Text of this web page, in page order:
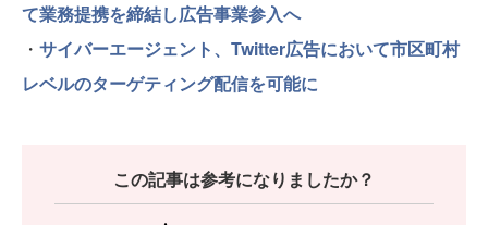
て業務提携を締結し広告事業参入へ
・ サイバーエージェント、Twitter広告において市区町村
レベルのターゲティング配信を可能に
この記事は参考になりましたか？